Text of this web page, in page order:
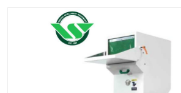
供料输送系列
三机一体除湿机